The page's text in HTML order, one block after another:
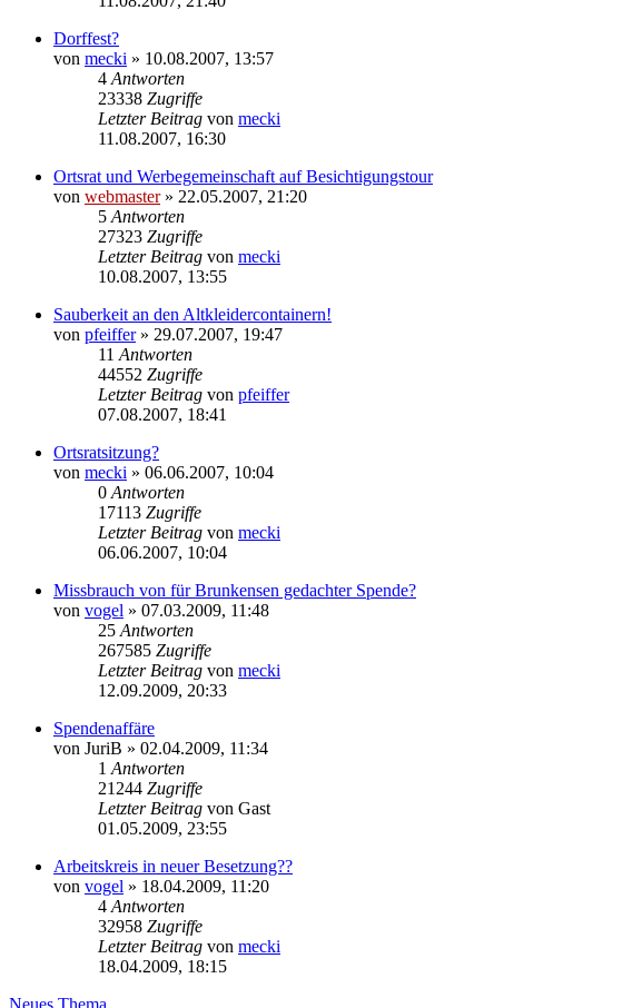
Dorffest?
von mecki » 10.08.2007, 13:57
4 Antworten
23338 Zugriffe
Letzter Beitrag von mecki
11.08.2007, 16:30
Ortsrat und Werbegemeinschaft auf Besichtigungstour
von webmaster» 22.05.2007, 21:20
5 Antworten
27323 Zugriffe
Letzter Beitrag von mecki
10.08.2007, 13:55
Sauberkeit an den Altkleidercontainern!
von pfeiffer» 29.07.2007, 19:47
11 Antworten
44552 Zugriffe
Letzter Beitrag von pfeiffer
07.08.2007, 18:41
Ortsratsitzung?
von mecki » 06.06.2007, 10:04
0 Antworten
17113 Zugriffe
Letzter Beitrag von mecki
06.06.2007, 10:04
Missbrauch von für Brunkensen gedachter Spende?
von vogel » 07.03.2009, 11:48
25 Antworten
267585 Zugriffe
Letzter Beitrag von mecki
12.09.2009, 20:33
Spendenaffäre
von JuriB » 02.04.2009, 11:34
1 Antworten
21244 Zugriffe
Letzter Beitrag von Gast
01.05.2009, 23:55
Arbeitskreis in neuer Besetzung??
von vogel » 18.04.2009, 11:20
4 Antworten
32958 Zugriffe
Letzter Beitrag von mecki
18.04.2009, 18:15
Neues Thema